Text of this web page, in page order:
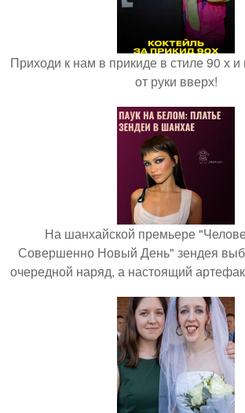
Приходи к нам в прикиде в стиле 90 х и
от руки вверх!
На шанхайской премьере
Совершенно Новый День" зендея
очередной наряд, а настоящий